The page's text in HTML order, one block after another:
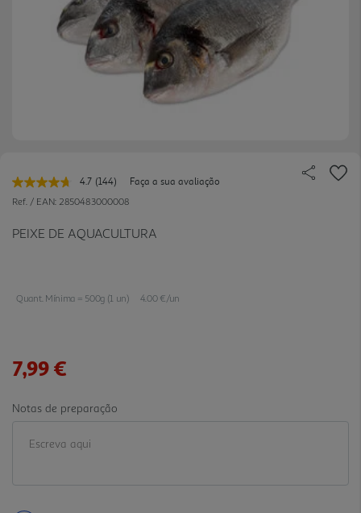
4.7 Leu
144
Link
para
(144)
Faça a sua avaliação
Ref. / EAN: 2850483000008
PEIXE DE AQUACULTURA
Quant. Mínima = 500g (1 un) 4.00 €/un
7,99 €
Notas de preparação